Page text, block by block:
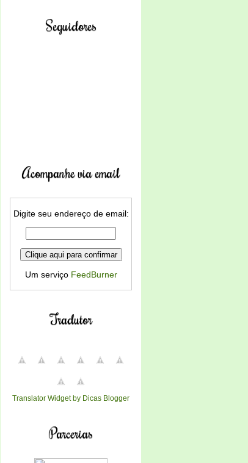
Seguidores
Acompanhe via email
Digite seu endereço de email:
Um serviço FeedBurner
Tradutor
Translator Widget by Dicas Blogger
Parcerias